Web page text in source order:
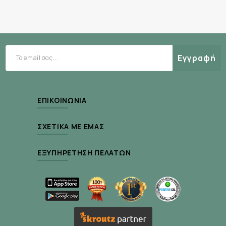
Μαγνήσιο
Φρουτώδη γεύση Mixed Berry
Θρεπτικές Πληροφορίες (ανά δόση: 2
ταμπλέτες):
Θερμίδες: ~10 kcal
Εγγραφή
ΕΠΙΚΟΙΝΩΝΊΑ
ΣΧΕΤΙΚΆ ΜΕ ΕΜΆΣ
ΕΞΥΠΗΡΈΤΗΣΗ ΠΕΛΑΤΏΝ